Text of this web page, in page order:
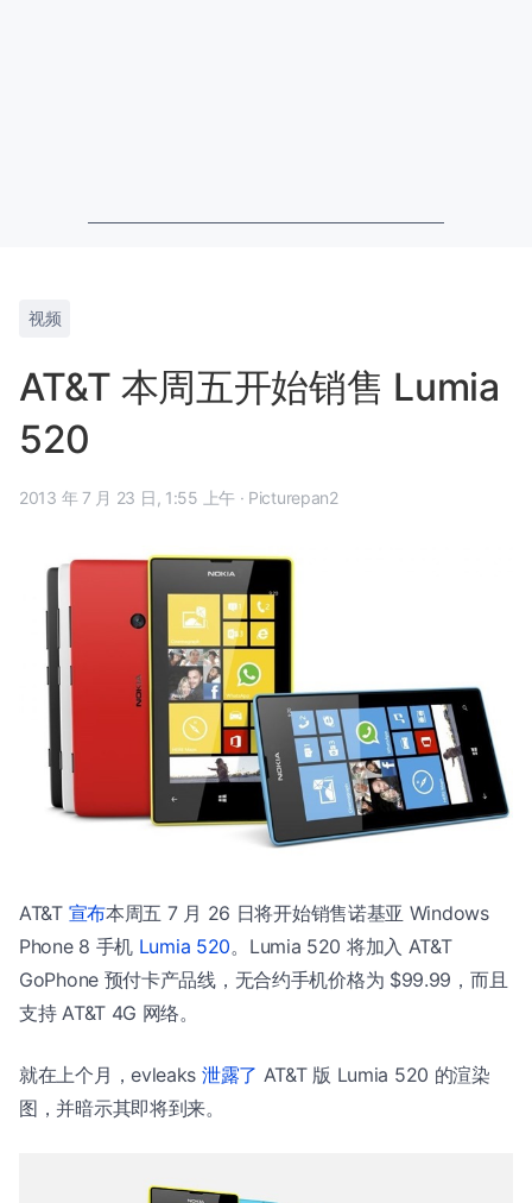
视频
AT&T 本周五开始销售 Lumia
520
2013 年 7 月 23 日, 1:55 上午 · Picturepan2
AT&T 宣布本周五 7 月 26 日将开始销售诺基亚 Windows
Phone 8 手机 Lumia 520。Lumia 520 将加入 AT&T
GoPhone 预付卡产品线，无合约手机价格为 $99.99，而且
支持 AT&T 4G 网络。
就在上个月，evleaks 泄露了 AT&T 版 Lumia 520 的渲染
图，并暗示其即将到来。